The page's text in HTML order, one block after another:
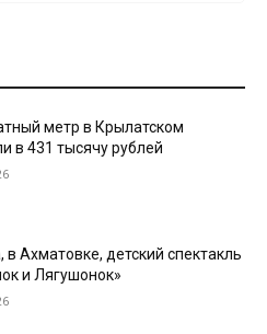
метр в Крылатском
в 431 тысячу рублей
в Ахматовке, детский спектакль
и Лягушонок»